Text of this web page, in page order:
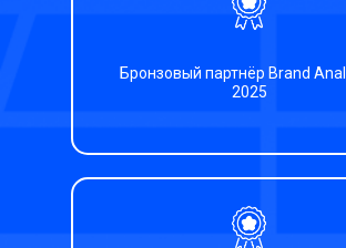
Бронзовый партнёр Brand
2025